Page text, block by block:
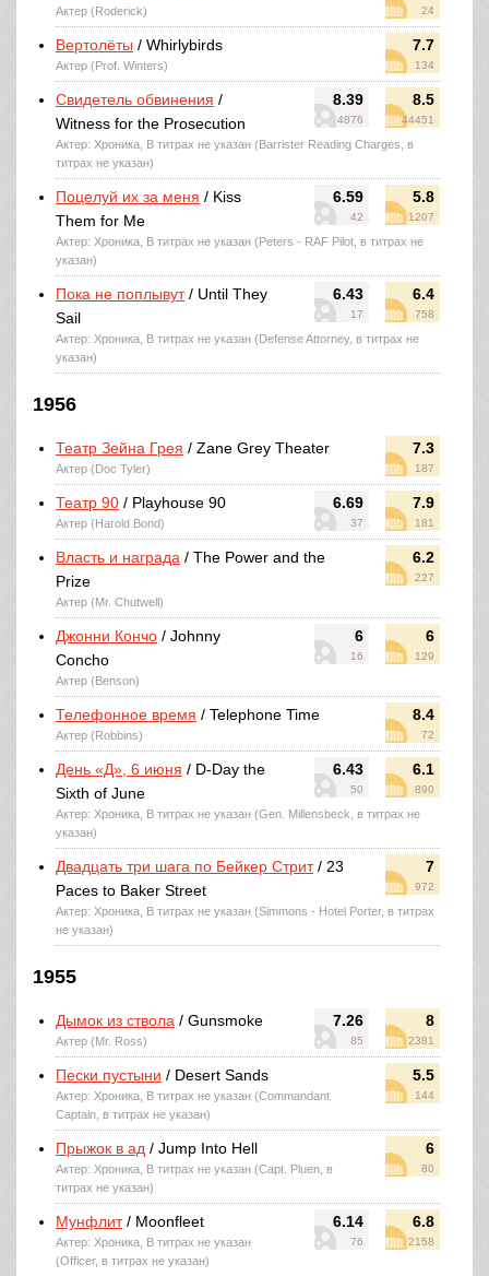
24
Актер (Roderick)
7.7
134
Вертолёты / Whirlybirds
Актер (Prof. Winters)
8.39
4876
8.5
44451
Свидетель обвинения /
Witness for the Prosecution
Актер: Хроника, В титрах не указан (Barrister Reading Charges, в
титрах не указан)
6.59
42
5.8
1207
Поцелуй их за меня / Kiss
Them for Me
Актер: Хроника, В титрах не указан (Peters - RAF Pilot, в титрах не
указан)
6.43
17
6.4
758
Пока не поплывут/ Until They
Sail
Актер: Хроника, В титрах не указан (Defense Attorney, в титрах не
указан)
1956
7.3
187
Театр Зейна Грея / Zane Grey Theater
Актер (Doc Tyler)
6.69
37
7.9
181
Театр 90 / Playhouse 90
Актер (Harold Bond)
6.2
227
Власть и награда / The Power and the
Prize
Актер (Mr. Chutwell)
6
16
6
129
Джонни Кончо / Johnny
Concho
Актер (Benson)
8.4
72
Телефонное время / Telephone Time
Актер (Robbins)
6.43
50
6.1
890
День «Д», 6 июня / D-Day the
Sixth of June
Актер: Хроника, В титрах не указан (Gen. Millensbeck, в титрах не
указан)
7
972
Двадцать три шага по Бейкер Стрит/ 23
Paces to Baker Street
Актер: Хроника, В титрах не указан (Simmons - Hotel Porter, в титрах
не указан)
1955
7.26
85
8
2381
Дымок из ствола / Gunsmoke
Актер (Mr. Ross)
5.5
144
Пески пустыни / Desert Sands
Актер: Хроника, В титрах не указан (Commandant
Captain, в титрах не указан)
6
80
Прыжок в ад / Jump Into Hell
Актер: Хроника, В титрах не указан (Capt. Pluen, в
титрах не указан)
6.14
76
6.8
2158
Мунфлит/ Moonfleet
Актер: Хроника, В титрах не указан
(Officer, в титрах не указан)